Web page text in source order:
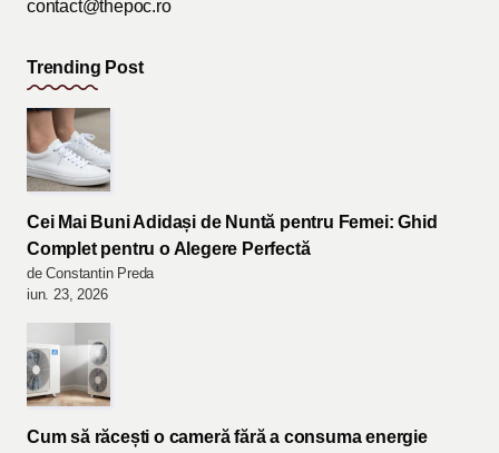
contact@thepoc.ro
Trending Post
Cei Mai Buni Adidași de Nuntă pentru Femei: Ghid
Complet pentru o Alegere Perfectă
de Constantin Preda
iun. 23, 2026
Cum să răcești o cameră fără a consuma energie